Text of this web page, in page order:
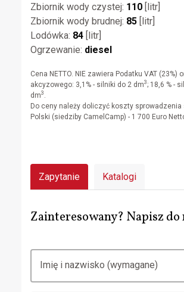
Zbiornik wody czystej: 110[litr]
Zbiornik wody brudnej: 85[litr]
Lodówka: 84[litr]
Ogrzewanie: diesel
Cena NETTO. NIE zawiera Podatku VAT (23%)
akcyzowego: 3,1% - silniki do 2 dm3 ; 18,6 % -
dm3
Do ceny należy doliczyć koszty
Polski (siedziby CamelCamp) - 1 700 Euro
Zapytanie Katalogi
Zainteresowany? Napisz do
Imię i nazwisko (wymagane)